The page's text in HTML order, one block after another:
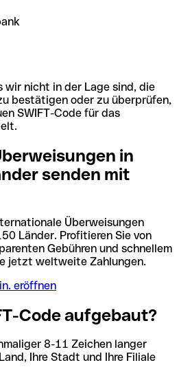
wir nicht in der Lage sind, die
bestätigen oder zu überprüfen,
SWIFT-Code für das
in
senden mit
Überweisungen
Länder. Profitieren Sie von
Gebühren und schnellem
jetzt weltweite Zahlungen.
eröffnen
Code aufgebaut?
8-11 Zeichen langer
Ihre Stadt und Ihre Filiale